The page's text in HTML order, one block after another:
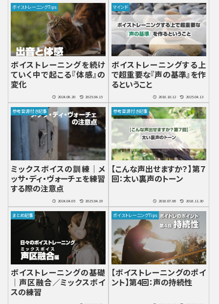
ボイストレーニングTips
ボイストレーニングを続け
ていく中で起こる『体感』の
変化
2024.08.20 2025.04.15
マインド
ボイストレーニングする上
で超重要な『声の基準』を作
るということ
2018.10.12 2025.04.13
参考音源付き記事
ミックスボイスの訓練｜メ
ッサ・ディ・ヴォーチェを練習
する際の注意点
2024.04.05 2025.04.19
参考音源付き記事
【こんな声出せますか？】第７
回：太い裏声のトーン
2018.07.06 2018.11.30
まとめ記事
ボイストレーニングの基礎
｜声区融合／ミックスボイ
スの練習
ボイストレーニングTips
【ボイストレーニングのポイ
ント】第4回：声の持続性